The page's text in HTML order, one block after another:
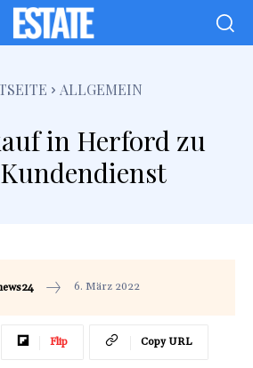
ALLGEMEIN
in Herford zu
6. März 2022
Flip Copy URL